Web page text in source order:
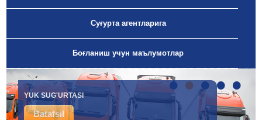
Суғурта агентларига
Боғланиш учун маълумотлар
YUK SUG'URTASI
Batafsil
•••••